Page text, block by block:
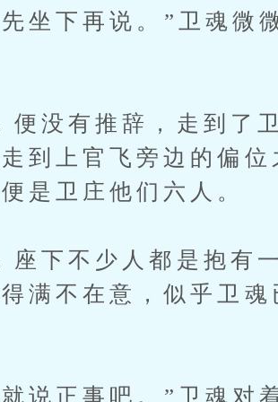
下再说。”卫魂微
没有推辞，走到了
到上官飞旁边的偏
是卫庄他们六人。
下不少人都是抱有
满不在意，似乎卫
正事吧。”卫魂对